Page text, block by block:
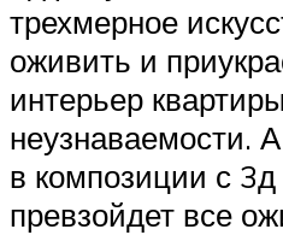
трехмерное
оживить и
интерьер
неузнаваемости.
в композиции с
превзойдет все